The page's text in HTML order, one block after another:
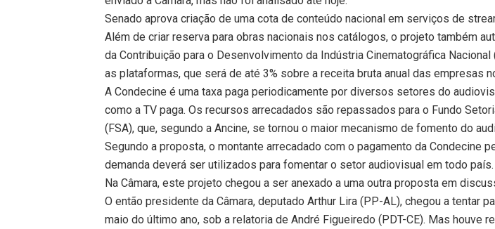
Senado aprova criação de uma cota de conteúdo nacional em serviços de
Além de criar reserva para obras nacionais nos catálogos, o projeto também
da Contribuição para o Desenvolvimento da Indústria Cinematográfica Nacional
as plataformas, que será de até 3% sobre a receita bruta anual das empresas
A Condecine é uma taxa paga periodicamente por diversos setores do
como a TV paga. Os recursos arrecadados são repassados para o Fundo
(FSA), que, segundo a Ancine, se tornou o maior mecanismo de fomento do
Segundo a proposta, o montante arrecadado com o pagamento da Condecine
demanda deverá ser utilizados para fomentar o setor audiovisual em todo país.
Na Câmara, este projeto chegou a ser anexado a uma outra proposta em
O então presidente da Câmara, deputado Arthur Lira (PP-AL), chegou a tentar
maio do último ano, sob a relatoria de André Figueiredo (PDT-CE). Mas houve